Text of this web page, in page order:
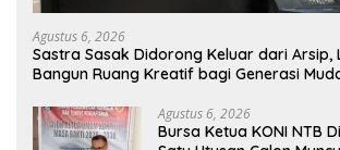
Agustus 6, 2026
Sastra Sasak Didorong Keluar dari Arsip,
Bangun Ruang Kreatif bagi Generasi
Agustus 6, 2026
Bursa Ketua KONI NTB